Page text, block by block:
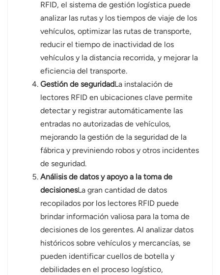
RFID, el sistema de gestión logística puede
analizar las rutas y los tiempos de viaje de los
vehículos, optimizar las rutas de transporte,
reducir el tiempo de inactividad de los
vehículos y la distancia recorrida, y mejorar la
eficiencia del transporte.
Gestión de seguridadLa instalación de
lectores RFID en ubicaciones clave permite
detectar y registrar automáticamente las
entradas no autorizadas de vehículos,
mejorando la gestión de la seguridad de la
fábrica y previniendo robos y otros incidentes
de seguridad.
Análisis de datos y apoyo a la toma de
decisionesLa gran cantidad de datos
recopilados por los lectores RFID puede
brindar información valiosa para la toma de
decisiones de los gerentes. Al analizar datos
históricos sobre vehículos y mercancías, se
pueden identificar cuellos de botella y
debilidades en el proceso logístico,